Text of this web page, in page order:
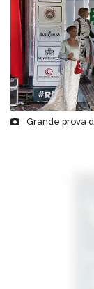
Grande prova